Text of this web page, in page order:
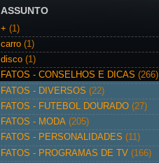
ASSUNTO
+ (1)
carro (1)
disco (1)
FATOS - CONSELHOS E DICAS (266)
FATOS - DIVERSOS (22)
FATOS - FUTEBOL DOURADO (27)
FATOS - MODA (205)
FATOS - PERSONALIDADES (11)
FATOS - PROGRAMAS DE TV (166)